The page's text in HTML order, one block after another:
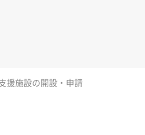
援施設の開設・申請